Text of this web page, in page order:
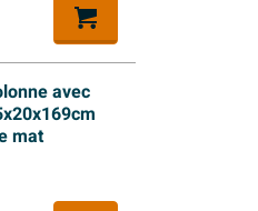
avec
mat